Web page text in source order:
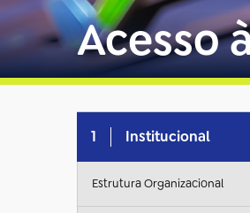
Acesso
1 Institucional
Estrutura Organizacional